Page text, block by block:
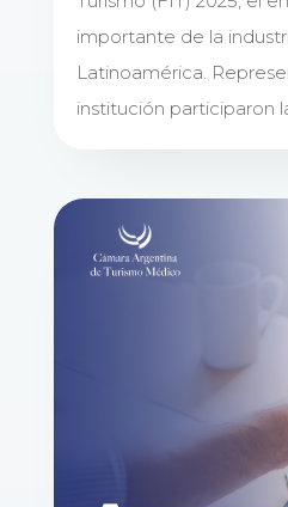
importante de la
Latinoamérica.
institución participaron